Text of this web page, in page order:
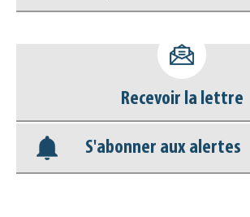
déconnecter)
Base documentaire
Nos veilles Scoop.it
Recevoir la lettre
S'abonner aux alertes